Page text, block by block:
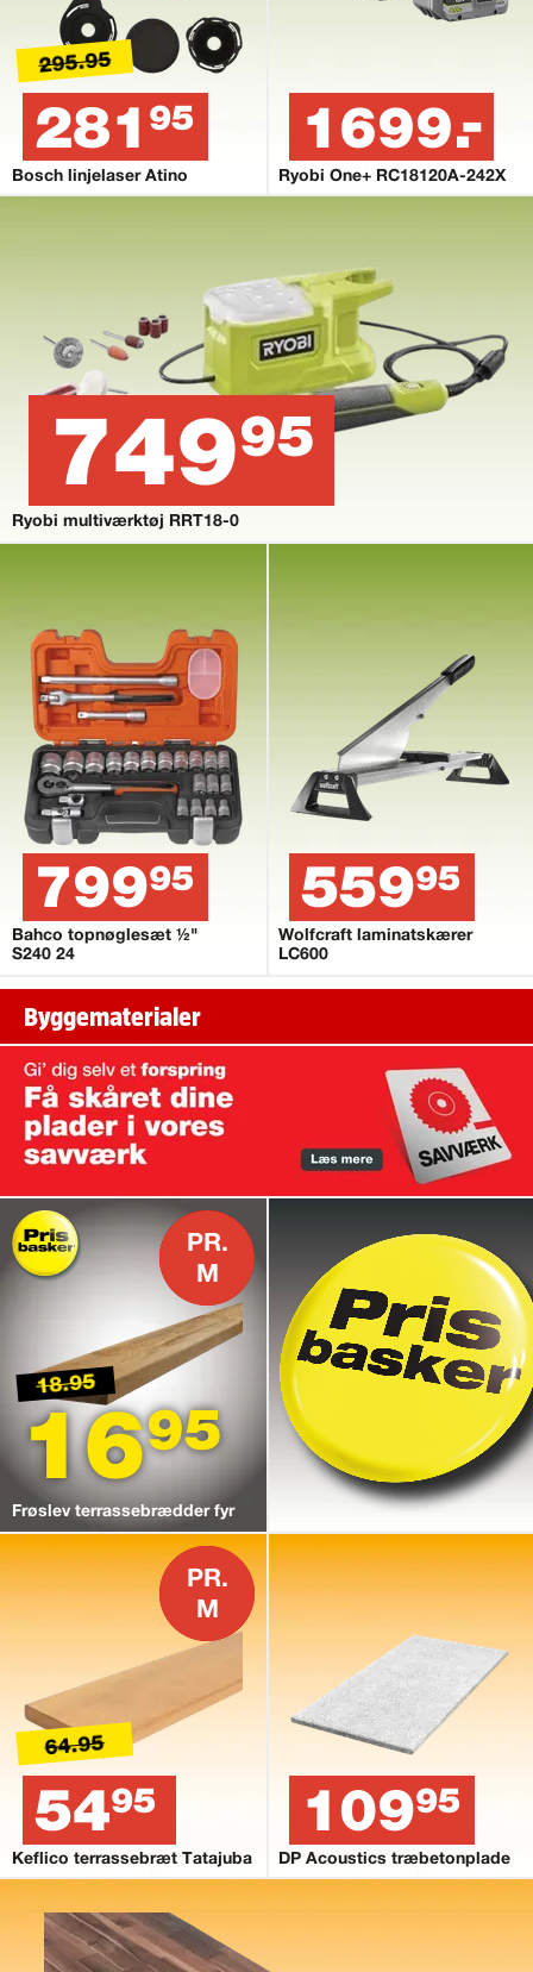
295.95
281 95
Bosch linjelaser Atino
1699.-
Ryobi One+ RC18120A-242X
74995
Ryobi multiværktøj RRT18-0
79995
Bahco topnøglesæt ½"
S240 24
55995
Wolfcraft laminatskærer
LC600
Byggematerialer
18.95
1695
Frøslev terrassebrædder fyr
PR.
M
64.95
5495
Keflico terrassebræt Tatajuba
PR.
M
10995
DP Acoustics træbetonplade